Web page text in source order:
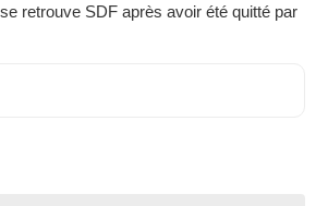
retrouve SDF après avoir été quitté par